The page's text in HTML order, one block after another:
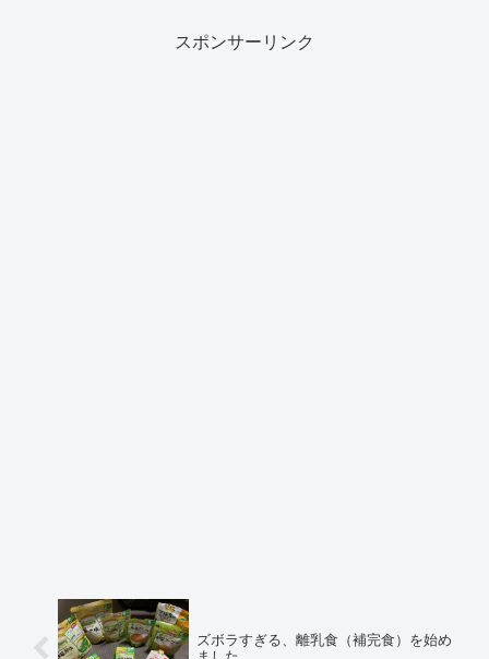
スポンサーリンク
ズボラすぎる、離乳食（補完食）を始め